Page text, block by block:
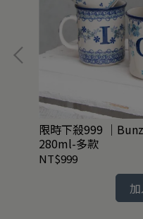
限時下殺999 ｜
280ml-多款
NT$999